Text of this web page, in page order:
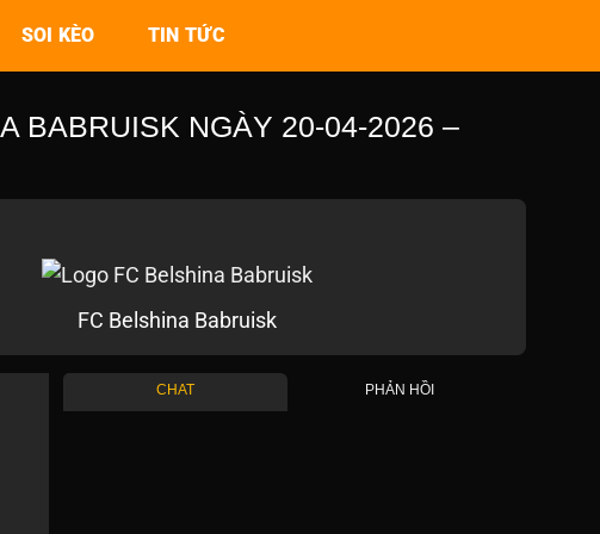
SOI KÈO TIN TỨC
BABRUISK NGÀY 20-04-2026 –
FC Belshina Babruisk
CHAT PHẢN HỒI